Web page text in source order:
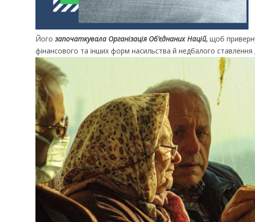
Його започаткувала Організація Об’єднаних Націй, щоб
фінансового та інших форм насильства й недбалого ставлення